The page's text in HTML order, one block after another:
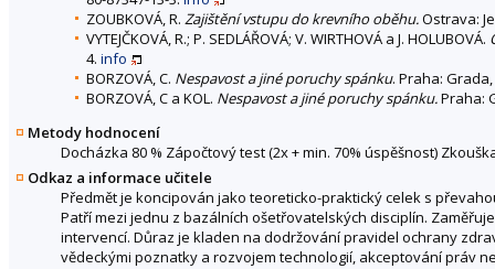
ZOUBKOVÁ, R. Zajištění vstupu do krevního oběhu.Ostrava:
VYTEJČKOVÁ, R.; P. SEDLÁŘOVÁ; V. WIRTHOVÁ a J. HOLUBOVÁ.
4. info
BORZOVÁ, C. Nespavost a jiné poruchy spánku. Praha: Grada,
BORZOVÁ, C a KOL. Nespavost a jiné poruchy spánku.Praha:
Metody hodnocení
Docházka 80 % Zápočtový test (2x + min. 70% úspěšnost)
Odkaz a informace učitele
Předmět je koncipován jako teoreticko-praktický celek s
Patří mezi jednu z bazálních ošetřovatelských disciplín.
intervencí. Důraz je kladen na dodržování pravidel ochrany
vědeckými poznatky a rozvojem technologií, akceptování práv